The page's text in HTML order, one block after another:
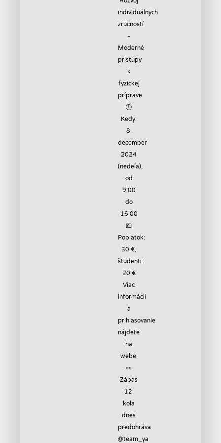
👀
Zápas
12.
kola
dnes
predohráva
@team_ya